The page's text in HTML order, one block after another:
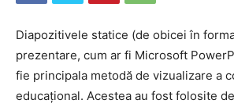
Diapozitivele statice (de obicei în
prezentare, cum ar fi Microsoft
fie principala metodă de vizualizare a
educațional. Acestea au fost folosite